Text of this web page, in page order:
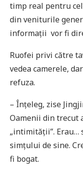
timp real pentru
din veniturile
informații vor fi
Ruofei privi către
vedea camerele,
refuza.
– Înțeleg, zise
Oamenii din trecut
„intimității”.
simțului de sine.
fi bogat.